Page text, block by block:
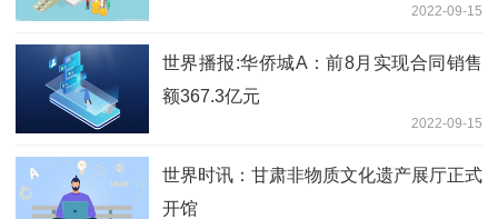
2022-09-15
世界播报:华侨城A：前8月实现合同销售
额367.3亿元
2022-09-15
世界时讯：甘肃非物质文化遗产展厅正式
开馆